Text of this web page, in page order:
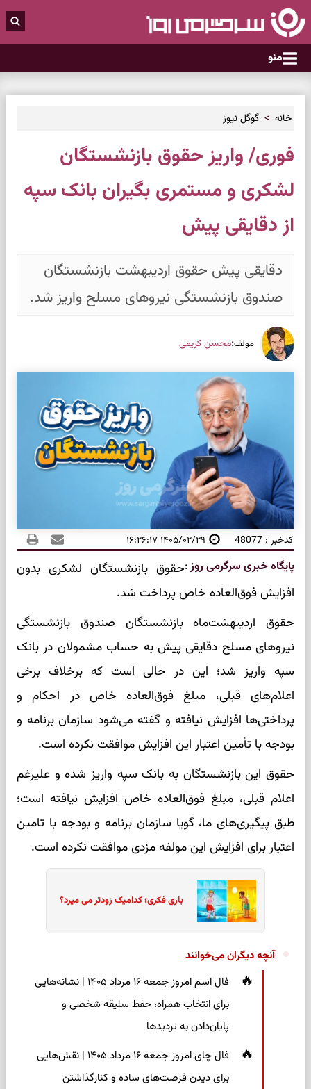
منو
خانه گوگل نیوز
فوری/ واریز حقوق بازنشستگان
لشکری و مستمری بگیران بانک سپه
از دقایقی پیش
دقایقی پیش حقوق اردیبهشت بازنشستگان
صندوق بازنشستگی نیروهای مسلح واریز شد.
مولف:محسن کریمی
کدخبر : 48077 ۱۴۰۵/۰۲/۲۹ ۱۶:۲۶:۱۷
پایگاه خبری سرگرمی روز:حقوق بازنشستگان لشکری بدون
افزایش فوق‌العاده خاص پرداخت شد.
حقوق اردیبهشت‌ماه بازنشستگان صندوق بازنشستگی
نیروهای مسلح دقایقی پیش به حساب مشمولان در بانک
سپه واریز شد؛ این در حالی است که برخلاف برخی
اعلام‌های قبلی، مبلغ فوق‌العاده خاص در احکام و
پرداختی‌ها افزایش نیافته و گفته می‌شود سازمان برنامه و
بودجه با تأمین اعتبار این افزایش موافقت نکرده است.
حقوق این بازنشستگان به بانک سپه واریز شده و علیرغم
اعلام قبلی، مبلغ فوق‌العاده خاص افزایش نیافته است؛
طبق پیگیری‌های ما، گویا سازمان برنامه و بودجه با تامین
اعتبار برای افزایش این مولفه مزدی موافقت نکرده است.
بازی فکری؛ کدامیک زودتر می میرد؟
آنچه دیگران می‌خوانند
فال اسم امروز جمعه ۱۶ مرداد ۱۴۰۵ | نشانه‌هایی
برای انتخاب همراه، حفظ سلیقه شخصی و
پایان‌دادن به تردیدها
فال چای امروز جمعه ۱۶ مرداد ۱۴۰۵ | نقش‌هایی
برای دیدن فرصت‌های ساده و کنارگذاشتن